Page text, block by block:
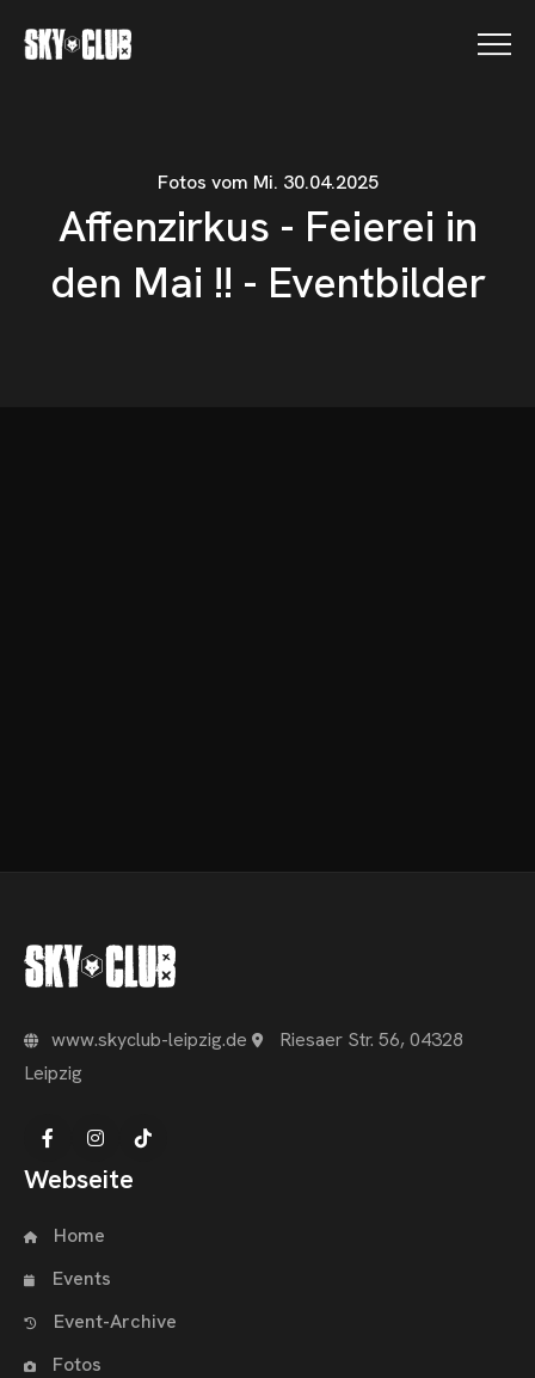
SHOP
Fotos vom Mi. 30.04.2025
Affenzirkus - Feierei in
den Mai !! - Eventbilder
SKY CLUB FOTOS
www.skyclub-leipzig.de
Riesaer Str. 56, 04328
Leipzig
Webseite
Home
Events
Event-Archive
Fotos